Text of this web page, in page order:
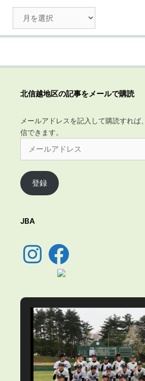
カ
北信越地区の記事をメールで購読
メールアドレスを記入して購読すれば
信できます。
ア
ド
登録
JBA
InstagramFacebook